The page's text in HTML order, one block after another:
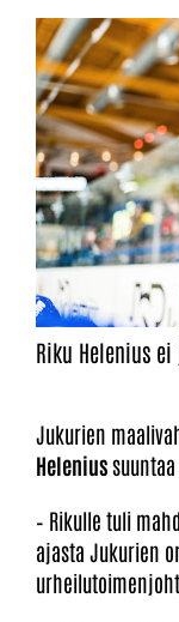
Riku Helenius
Jukurien
Helenius
– Rikulle tuli
ajasta Jukurien